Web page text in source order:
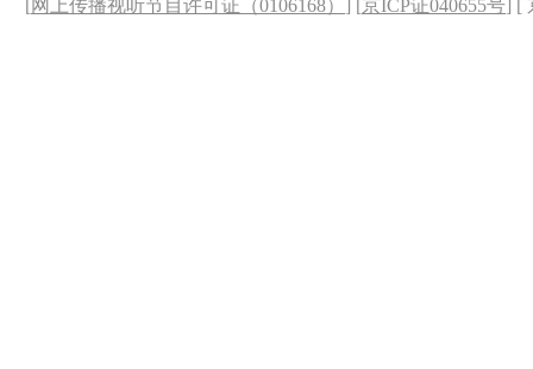
[网上传播视听节目许可证（0106168） ] [京ICP证040655号] [